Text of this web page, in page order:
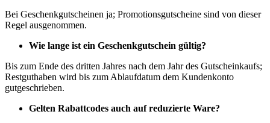
Bei Geschenkgutscheinen ja; Promotionsgutscheine sind von dieser
Regel ausgenommen.
Wie lange ist ein Geschenkgutschein gültig?
Bis zum Ende des dritten Jahres nach dem Jahr des Gutscheinkaufs;
Restguthaben wird bis zum Ablaufdatum dem Kundenkonto
gutgeschrieben.
Gelten Rabattcodes auch auf reduzierte Ware?